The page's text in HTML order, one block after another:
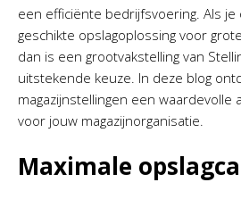
een efficiënte bedrijfsvoering. Als
geschikte opslagoplossing voor
dan is een grootvakstelling van
uitstekende keuze. In deze blog
magazijnstellingen een waardevolle
voor jouw magazijnorganisatie.
Maximale